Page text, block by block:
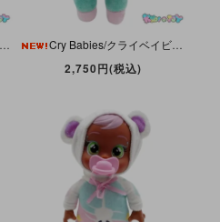
Cry Babies/クライベイビーズ・Tiny Cuddles/タイニーキャドルズ・Phoebe/フィービー・Stars/星・Dinosaur/恐竜・Doll/ドール・IMC Toys
2,750円(税込)